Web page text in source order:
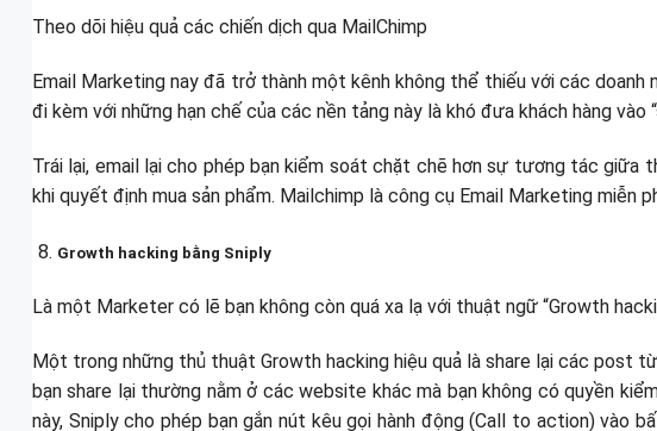
Theo dõi hiệu quả các chiến dịch qua MailChimp
Email Marketing nay đã trở thành một kênh không thể thiếu với các
đi kèm với những hạn chế của các nền tảng này là khó đưa khách hàng vào
Trái lại, email lại cho phép bạn kiểm soát chặt chẽ hơn sự tương tác
khi quyết định mua sản phẩm. Mailchimp là công cụ Email Marketing
Growth hacking bằng Sniply
Là một Marketer có lẽ bạn không còn quá xa lạ với thuật ngữ “Growth
Một trong những thủ thuật Growth hacking hiệu quả là share lại các post
bạn share lại thường nằm ở các website khác mà bạn không có quyền
này, Sniply cho phép bạn gắn nút kêu gọi hành động (Call to action) vào